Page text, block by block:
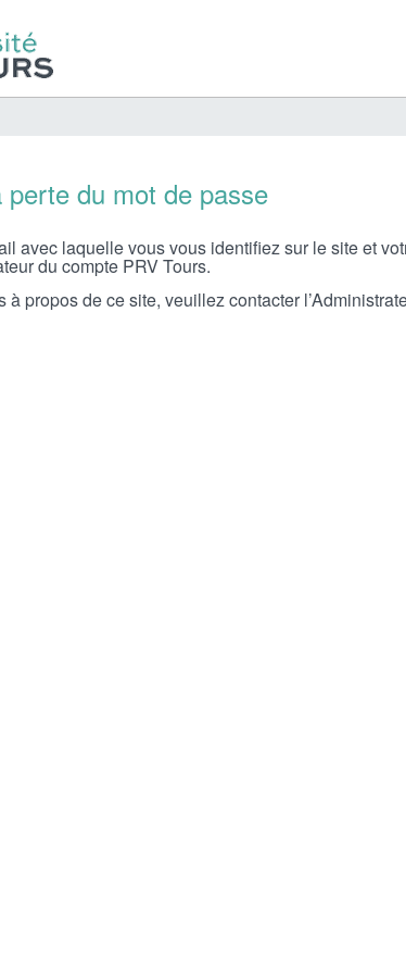
du mot de passe
avec laquelle vous vous identifiez sur le site et
du compte PRV Tours.
à propos de ce site, veuillez contacter